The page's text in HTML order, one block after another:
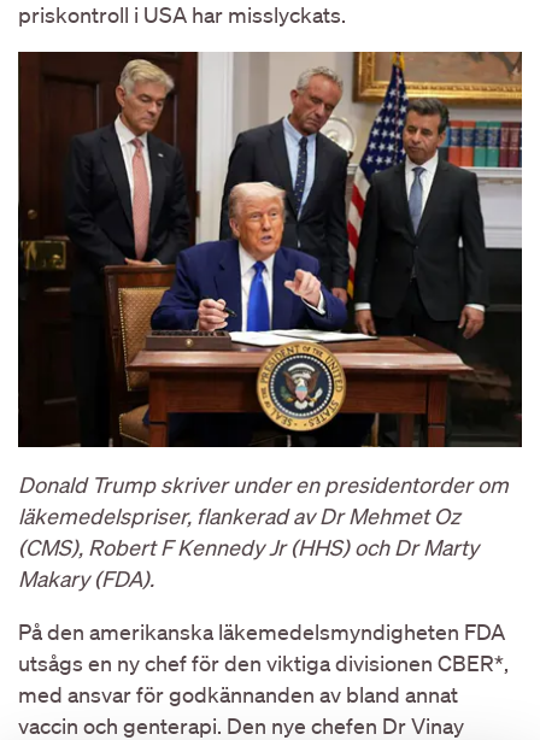
priskontroll i USA har misslyckats.
Donald Trump skriver under en presidentorder om
läkemedelspriser, flankerad av Dr Mehmet Oz
(CMS), Robert F Kennedy Jr (HHS) och Dr Marty
Makary (FDA).
På den amerikanska läkemedelsmyndigheten FDA
utsågs en ny chef för den viktiga divisionen CBER*,
med ansvar för godkännanden av bland annat
vaccin och genterapi. Den nye chefen Dr Vinay